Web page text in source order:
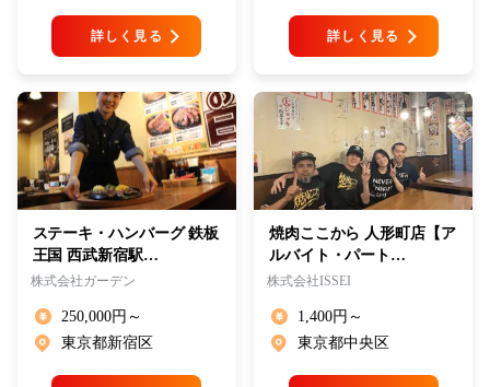
詳しく見る 詳しく見る
ステーキ・ハンバーグ 鉄板
王国 西武新宿駅…
株式会社ガーデン
250,000円～
東京都新宿区
焼肉ここから 人形町店【ア
ルバイト・パート…
株式会社ISSEI
1,400円～
東京都中央区